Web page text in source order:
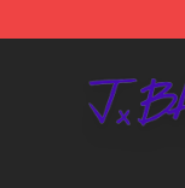
- Official J Balvin